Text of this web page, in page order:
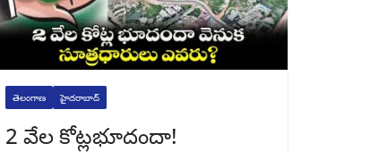
తెలంగాణ హైదరాబాద్
2 వేల కోట్లభూదందా!